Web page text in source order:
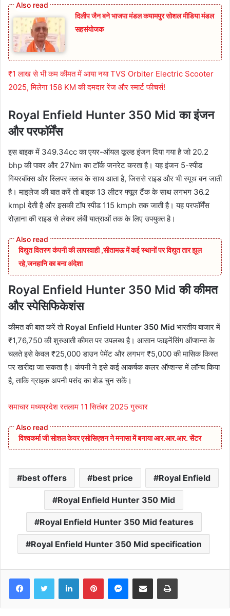
दिलीप जैन बने भाजपा मंडल कयामपुर सोशल मीडिया मंडल
सहसंयोजक
₹1 लाख से भी कम कीमत में आया नया TVS Orbiter Electric Scooter
2025, मिलेगा 158 KM की दमदार रेंज और स्मार्ट फीचर्स!
Royal Enfield Hunter 350 Mid का इंजन
और परफॉर्मेंस
इस बाइक में 349.34cc का एयर-ऑयल कूल्ड इंजन दिया गया है जो 20.2
bhp की पावर और 27Nm का टॉर्क जनरेट करता है। यह इंजन 5-स्पीड
गियरबॉक्स और स्लिपर क्लच के साथ आता है, जिससे राइड और भी स्मूथ बन जाती
है। माइलेज की बात करें तो बाइक 13 लीटर फ्यूल टैंक के साथ लगभग 36.2
kmpl देती है और इसकी टॉप स्पीड 115 kmph तक जाती है। यह परफॉर्मेंस
रोज़ाना की राइड से लेकर लंबी यात्राओं तक के लिए उपयुक्त है।
विद्युत वितरण कंपनी की लापरवाही ,सीतामऊ में कई स्थानों पर विद्युत तार झूल
रहे,जनहानि का बना अंदेशा
Royal Enfield Hunter 350 Mid की कीमत
और स्पेसिफिकेशंस
कीमत की बात करें तो Royal Enfield Hunter 350 Mid भारतीय बाजार में
₹1,76,750 की शुरुआती कीमत पर उपलब्ध है। आसान फाइनेंसिंग ऑप्शन्स के
चलते इसे केवल ₹25,000 डाउन पेमेंट और लगभग ₹5,000 की मासिक किस्त
पर खरीदा जा सकता है। कंपनी ने इसे कई आकर्षक कलर ऑप्शन्स में लॉन्च किया
है, ताकि ग्राहक अपनी पसंद का शेड चुन सकें।
समाचार मध्यप्रदेश रतलाम 11 सितंबर 2025 गुरुवार
विश्वकर्मा जी सोशल केयर एसोसिएशन ने मनासा में बनाया आर.आर.आर. सेंटर
best offers best price Royal Enfield
Royal Enfield Hunter 350 Mid
Royal Enfield Hunter 350 Mid features
Royal Enfield Hunter 350 Mid specification
FacebookTwitter LinkedInPinterestMessenger
Share via Email Print